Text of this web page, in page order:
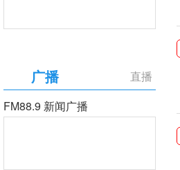
直播
广播
FM88.9 新闻广播